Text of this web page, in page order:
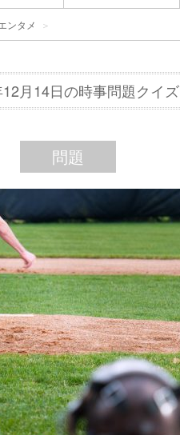
ンタメ ＞
月14日の時事問題クイズ
問題